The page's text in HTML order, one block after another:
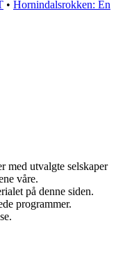
• Hornindalsrokken: En
med utvalgte selskaper
våre.
på denne siden.
programmer.